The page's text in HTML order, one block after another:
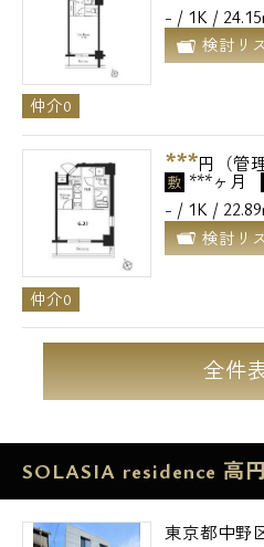
- / 1K /
検討リ
仲介0
***円（管
敷 ***ヶ月
- / 1K /
検討リ
仲介0
全件
SOLASIA residence 高
東京都中野